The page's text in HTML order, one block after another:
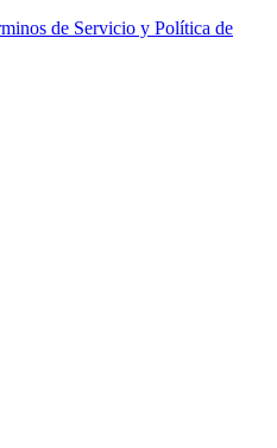
de Servicio y Política de